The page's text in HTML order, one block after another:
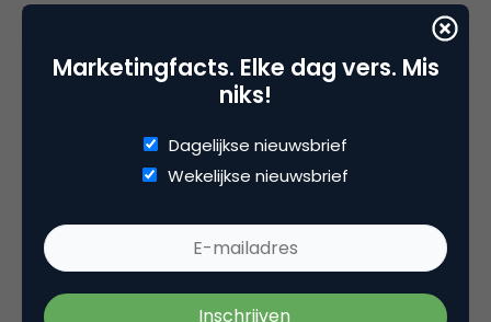
launchpresentatie, zeker de moeite van het
Marketingfacts. Elke dag vers. Mis
niks!
Dagelijkse nieuwsbrief
Wekelijkse nieuwsbrief